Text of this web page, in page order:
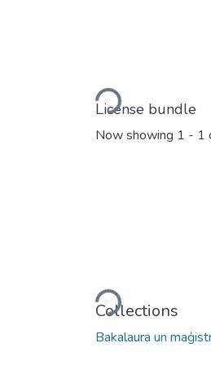
Loading...
License bundle
Now showing 1 - 1
Loading...
Collections
Bakalaura un